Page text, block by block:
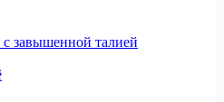
завышенной талией